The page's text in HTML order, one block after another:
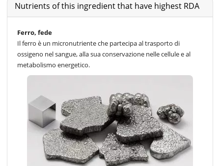
Nutrients of this ingredient that have highest RDA
Ferro, fede
Il ferro è un micronutriente che partecipa al trasporto di
ossigeno nel sangue, alla sua conservazione nelle cellule e al
metabolismo energetico.